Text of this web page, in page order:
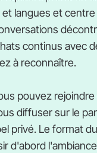
langues et
continus avec
à reconnaître.
pouvez rejoindre
diffuser sur le
privé. Le format
d'abord